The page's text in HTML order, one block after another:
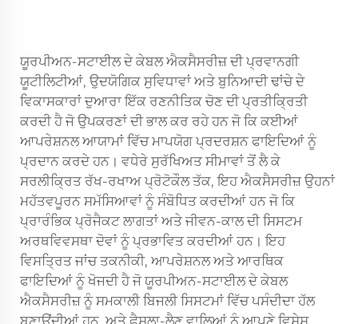
ਯੂਰਪੀਅਨ-ਸਟਾਈਲ ਦੇ ਕੇਬਲ ਐਕਸੈਸਰੀਜ਼ ਦੀ ਪ੍ਰਵਾਨਗੀ
ਯੂਟੀਲਿਟੀਆਂ, ਉਦਯੋਗਿਕ ਸੁਵਿਧਾਵਾਂ ਅਤੇ ਬੁਨਿਆਦੀ ਢਾਂਚੇ ਦੇ
ਵਿਕਾਸਕਾਰਾਂ ਦੁਆਰਾ ਇੱਕ ਰਣਨੀਤਿਕ ਚੋਣ ਦੀ ਪ੍ਰਤੀਕ੍ਰਿਤੀ
ਕਰਦੀ ਹੈ ਜੋ ਉਪਕਰਣਾਂ ਦੀ ਭਾਲ ਕਰ ਰਹੇ ਹਨ ਜੋ ਕਿ ਕਈਆਂ
ਆਪਰੇਸ਼ਨਲ ਆਯਾਮਾਂ ਵਿੱਚ ਮਾਪਯੋਗ ਪ੍ਰਦਰਸ਼ਨ ਫਾਇਦਿਆਂ ਨੂੰ
ਪ੍ਰਦਾਨ ਕਰਦੇ ਹਨ। ਵਧੇਰੇ ਸੁਰੱਖਿਅਤ ਸੀਮਾਵਾਂ ਤੋਂ ਲੈ ਕੇ
ਸਰਲੀਕ੍ਰਿਤ ਰੱਖ-ਰਖਾਅ ਪ੍ਰੋਟੋਕੌਲ ਤੱਕ, ਇਹ ਐਕਸੈਸਰੀਜ਼ ਉਹਨਾਂ
ਮਹੱਤਵਪੂਰਨ ਸਮੱਸਿਆਵਾਂ ਨੂੰ ਸੰਬੋਧਿਤ ਕਰਦੀਆਂ ਹਨ ਜੋ ਕਿ
ਪ੍ਰਾਰੰਭਿਕ ਪ੍ਰੋਜੈਕਟ ਲਾਗਤਾਂ ਅਤੇ ਜੀਵਨ-ਕਾਲ ਦੀ ਸਿਸਟਮ
ਅਰਥਵਿਵਸਥਾ ਦੋਵਾਂ ਨੂੰ ਪ੍ਰਭਾਵਿਤ ਕਰਦੀਆਂ ਹਨ। ਇਹ
ਵਿਸਤ੍ਰਿਤ ਜਾਂਚ ਤਕਨੀਕੀ, ਆਪਰੇਸ਼ਨਲ ਅਤੇ ਆਰਥਿਕ
ਫਾਇਦਿਆਂ ਨੂੰ ਖੋਜਦੀ ਹੈ ਜੋ ਯੂਰਪੀਅਨ-ਸਟਾਈਲ ਦੇ ਕੇਬਲ
ਐਕਸੈਸਰੀਜ਼ ਨੂੰ ਸਮਕਾਲੀ ਬਿਜਲੀ ਸਿਸਟਮਾਂ ਵਿੱਚ ਪਸੰਦੀਦਾ ਹੱਲ
ਬਣਾਉਂਦੀਆਂ ਹਨ, ਅਤੇ ਫੈਸਲਾ-ਲੈਣ ਵਾਲਿਆਂ ਨੂੰ ਆਪਣੇ ਵਿਸ਼ੇਸ਼